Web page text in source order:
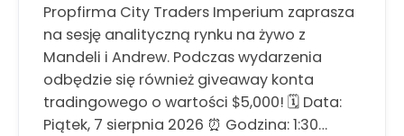
Propfirma City Traders Imperium zaprasza
na sesję analityczną rynku na żywo z
Mandeli i Andrew. Podczas wydarzenia
odbędzie się również giveaway konta
tradingowego o wartości $5,000! 🗓️ Data:
Piątek, 7 sierpnia 2026 ⏰ Godzina: 1:30…